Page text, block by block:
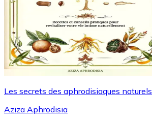
Les secrets des aphrodisiaques naturels
Aziza Aphrodisia